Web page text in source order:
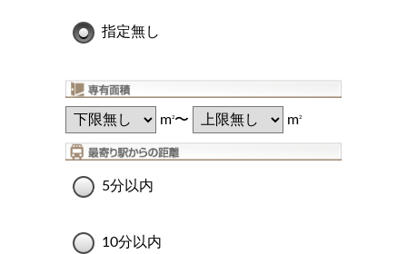
指定無し
m2〜 m2
5分以内
10分以内